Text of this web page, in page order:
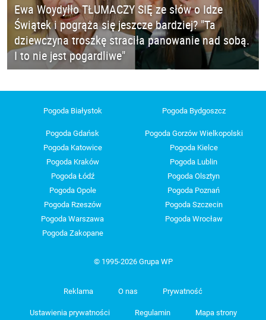
Ewa Woydyłło TŁUMACZY SIĘ ze słów o Idze
Świątek i pogrąża się jeszcze bardziej? "Ta
dziewczyna troszkę straciła panowanie nad sobą.
I to nie jest pogardliwe"
Pogoda Białystok Pogoda Bydgoszcz
Pogoda Gdańsk
Pogoda Gorzów Wielkopolski
Pogoda Katowice
Pogoda Kielce
Pogoda Kraków
Pogoda Lublin
Pogoda Łódź
Pogoda Olsztyn
Pogoda Opole
Pogoda Poznań
Pogoda Rzeszów
Pogoda Szczecin
Pogoda Warszawa
Pogoda Wrocław
Pogoda Zakopane
© 1995-2026 Grupa WP
Reklama O nas Prywatność
Ustawienia prywatności Regulamin Mapa strony